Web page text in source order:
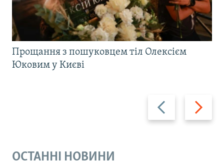
Назад Вперед
Прощання з пошуковцем тіл Олексієм
Юковим у Києві
ОСТАННІ НОВИНИ